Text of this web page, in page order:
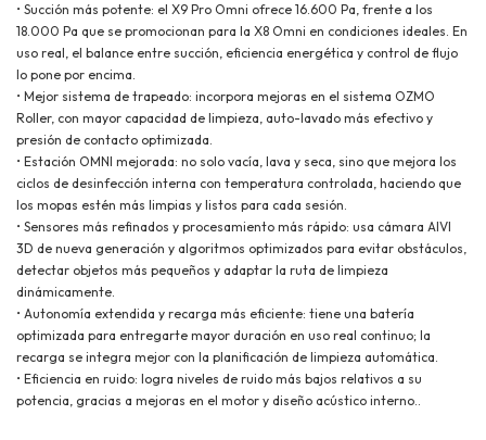
• Succión más potente: el X9 Pro Omni ofrece 16.600 Pa, frente a los
18.000 Pa que se promocionan para la X8 Omni en condiciones ideales. En
uso real, el balance entre succión, eficiencia energética y control de flujo
lo pone por encima.
• Mejor sistema de trapeado: incorpora mejoras en el sistema OZMO
Roller, con mayor capacidad de limpieza, auto-lavado más efectivo y
presión de contacto optimizada.
• Estación OMNI mejorada: no solo vacía, lava y seca, sino que mejora los
ciclos de desinfección interna con temperatura controlada, haciendo que
los mopas estén más limpias y listos para cada sesión.
• Sensores más refinados y procesamiento más rápido: usa cámara AIVI
3D de nueva generación y algoritmos optimizados para evitar obstáculos,
detectar objetos más pequeños y adaptar la ruta de limpieza
dinámicamente.
• Autonomía extendida y recarga más eficiente: tiene una batería
optimizada para entregarte mayor duración en uso real continuo; la
recarga se integra mejor con la planificación de limpieza automática.
• Eficiencia en ruido: logra niveles de ruido más bajos relativos a su
potencia, gracias a mejoras en el motor y diseño acústico interno..